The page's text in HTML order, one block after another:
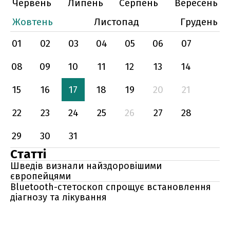
Червень
Липень Серпень
Вересень
Жовтень
Листопад
Грудень
01
02 03 04 05 06
07
08
09 10 11 12 13
14
15
16 17 18 19 20
21
22
23 24 25 26 27
28
29
30 31
Статті
Шведів визнали найздоровішими
європейцями
Bluetooth-стетоскоп спрощує встановлення
діагнозу та лікування